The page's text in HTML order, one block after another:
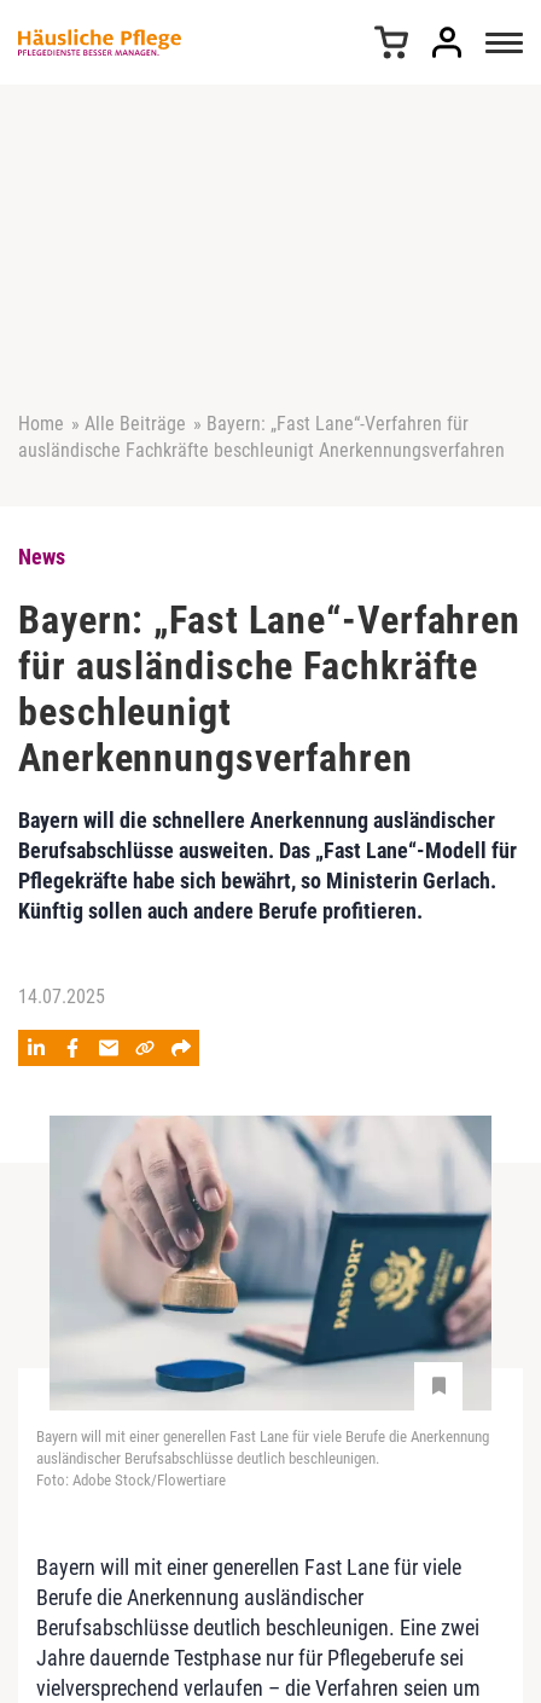
Home » Alle Beiträge » Bayern: „Fast Lane“-Verfahren für
ausländische Fachkräfte beschleunigt Anerkennungsverfahren
News
Bayern: „Fast Lane“-Verfahren
für ausländische Fachkräfte
beschleunigt
Anerkennungsverfahren
Bayern will die schnellere Anerkennung ausländischer
Berufsabschlüsse ausweiten. Das „Fast Lane“-Modell für
Pflegekräfte habe sich bewährt, so Ministerin Gerlach.
Künftig sollen auch andere Berufe profitieren.
14.07.2025
Bayern will mit einer generellen Fast Lane für viele Berufe die Anerkennung
ausländischer Berufsabschlüsse deutlich beschleunigen.
Foto: Adobe Stock/Flowertiare
Bayern will mit einer generellen Fast Lane für viele
Berufe die Anerkennung ausländischer
Berufsabschlüsse deutlich beschleunigen. Eine zwei
Jahre dauernde Testphase nur für Pflegeberufe sei
vielversprechend verlaufen – die Verfahren seien um